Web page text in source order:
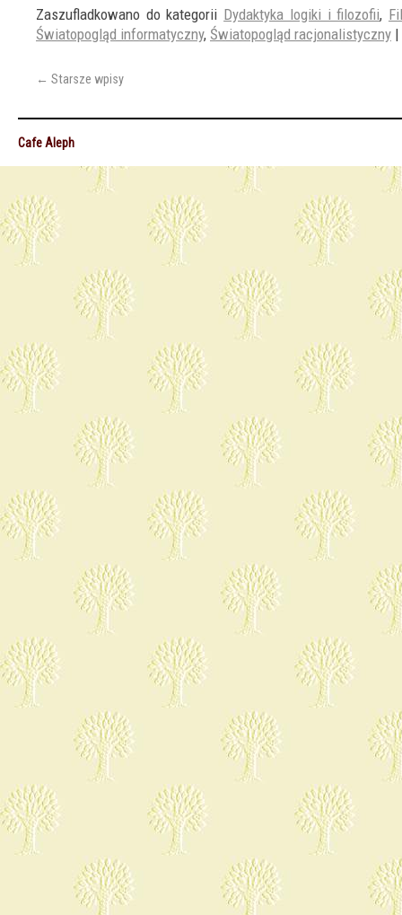
Zaszufladkowano do kategorii Dydaktyka logiki i filozofii,
Światopogląd informatyczny, Światopogląd racjonalistyczny |
← Starsze wpisy
Cafe Aleph